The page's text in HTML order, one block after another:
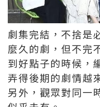
劇集完結，不捨是
麼久的劇，但不完
到好點子的時候，
弄得後期的劇情越
另外，觀眾對同一